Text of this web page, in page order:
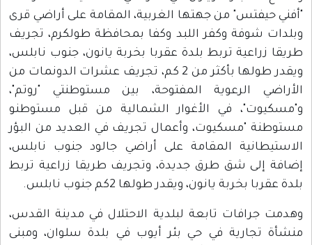
حيفتس" من جهتها الغربية، المقامة على أراضي قرى
شوفة وكفر اللبد وكفا بمحافظة طولكرم، تجريف
زراعية تربط بلدة عقربا بخربة يانون، جنوب نابلس،
ويقدر طولها بأكثر من 2 كم، تجريف عشرات الدونمات من
الرعوية المفتوحة، بين مستوطنتي "روتم"،
في الأغوار الشمالية من قبل مستوطنو
"مسكيوت، وأعمال تجريف في العديد من البؤر
المقامة على أراضي جالود جنوب نابلس،
إلى شق طرق جديدة، وتجريف طريقا زراعية تربط
عقربا بخربة يانون، ويقدر طولها 2كم جنوب نابلس.
جرافات تابعة لبلدية الاحتلال في مدينة القدس،
تجارية في حي بئر أيوب في بلدة سلوان، ومبنى